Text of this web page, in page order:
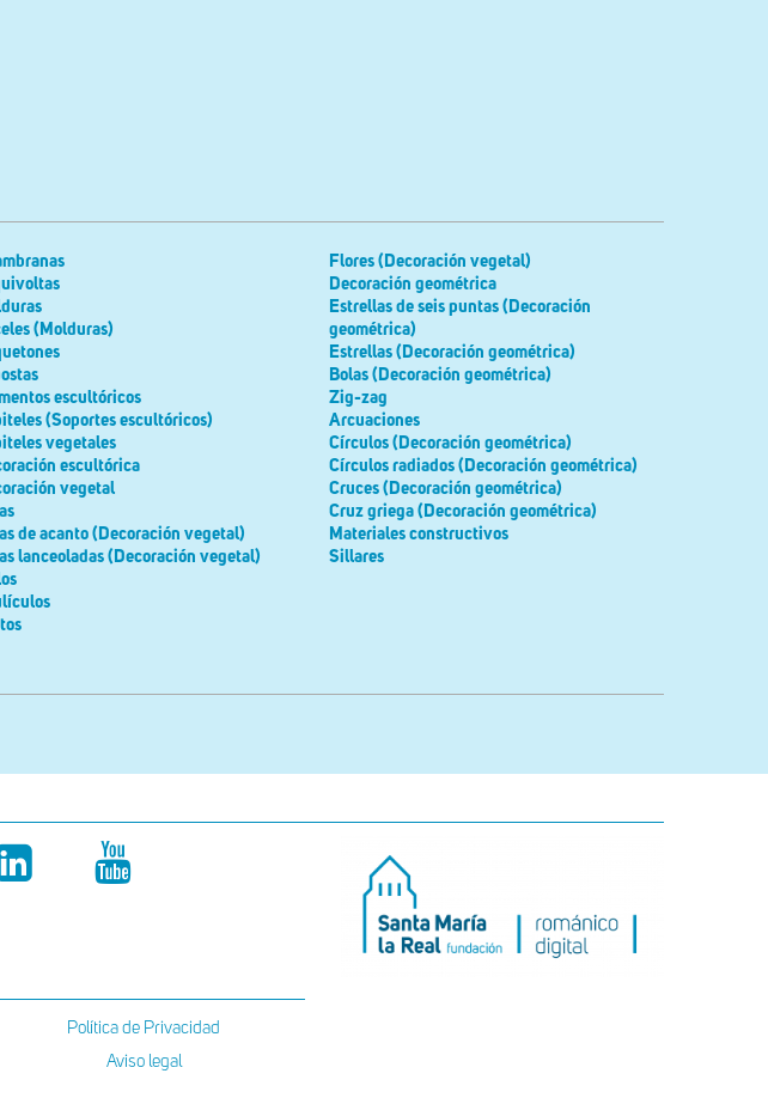
(Molduras)
escultóricos
(Soportes escultóricos)
vegetales
escultórica
vegetal
de acanto (Decoración vegetal)
lanceoladas (Decoración vegetal)
Flores (Decoración vegetal)
Decoración geométrica
Estrellas de seis puntas (Decoración
geométrica)
Estrellas (Decoración geométrica)
Bolas (Decoración geométrica)
Zig-zag
Arcuaciones
Círculos (Decoración geométrica)
Círculos radiados (Decoración geométrica)
Cruces (Decoración geométrica)
Cruz griega (Decoración geométrica)
Materiales constructivos
Sillares
Política de Privacidad
Aviso legal